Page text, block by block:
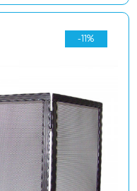
-11%